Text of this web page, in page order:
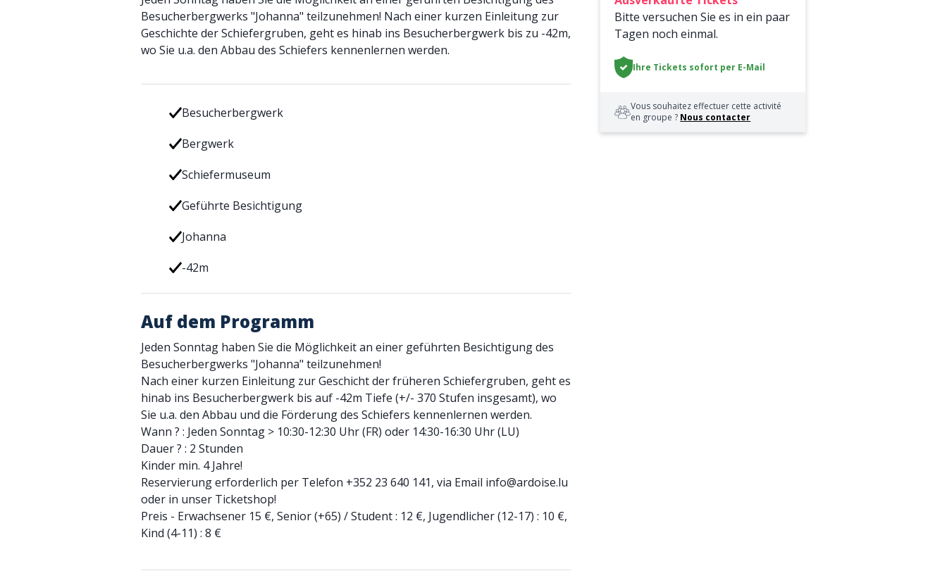
Besucherbergwerks "Johanna" teilzunehmen! Nach einer kurzen Einleitung zur
Geschichte der Schiefergruben, geht es hinab ins Besucherbergwerk bis zu -42m,
wo Sie u.a. den Abbau des Schiefers kennenlernen werden.
Besucherbergwerk
Bergwerk
Schiefermuseum
Geführte Besichtigung
Johanna
-42m
Auf dem Programm
Jeden Sonntag haben Sie die Möglichkeit an einer geführten Besichtigung des
Besucherbergwerks "Johanna" teilzunehmen!
Nach einer kurzen Einleitung zur Geschicht der früheren Schiefergruben, geht es
hinab ins Besucherbergwerk bis auf -42m Tiefe (+/- 370 Stufen insgesamt), wo
Sie u.a. den Abbau und die Förderung des Schiefers kennenlernen werden.
Wann ? : Jeden Sonntag > 10:30-12:30 Uhr (FR) oder 14:30-16:30 Uhr (LU)
Dauer ? : 2 Stunden
Kinder min. 4 Jahre!
Reservierung erforderlich per Telefon +352 23 640 141, via Email info@ardoise.lu
oder in unser Ticketshop!
Preis - Erwachsener 15 €, Senior (+65) / Student : 12 €, Jugendlicher (12-17) : 10 €,
Kind (4-11) : 8 €
Bitte versuchen Sie es in ein paar
Tagen noch einmal.
Ihre Tickets sofort per E-Mail
Vous souhaitez effectuer cette activité
en groupe ? Nous contacter